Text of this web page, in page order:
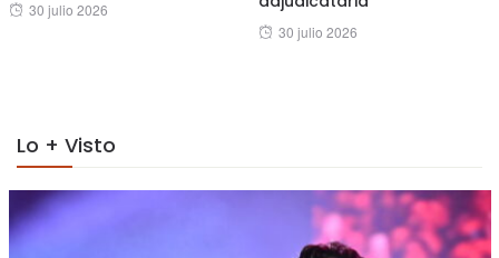
Posted
30 julio 2026
Posted
30 julio 2026
Lo + Visto